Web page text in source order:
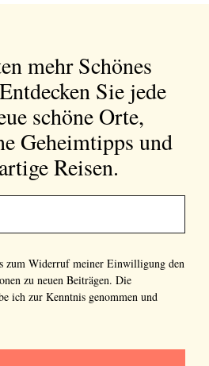
mehr Schönes
Entdecken Sie jede
schöne Orte,
Geheimtipps und
Reisen.
zum Widerruf meiner Einwilligung den
zu neuen Beiträgen. Die
ich zur Kenntnis genommen und